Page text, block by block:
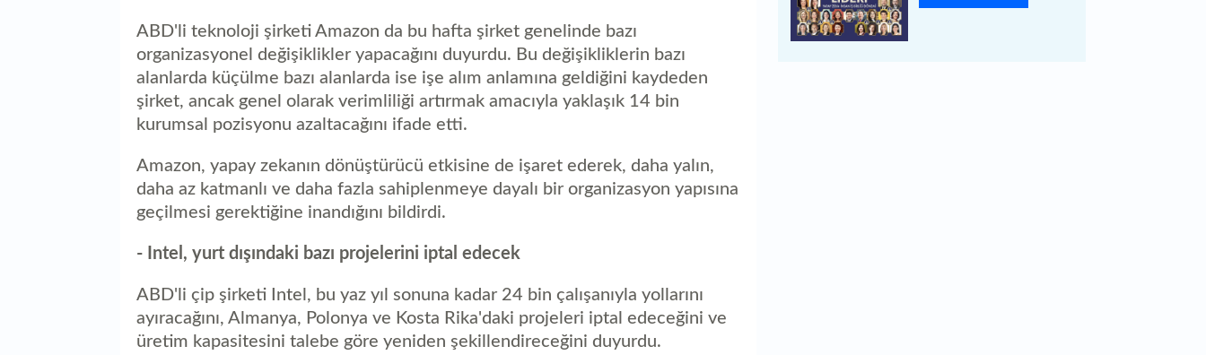
ABD'li teknoloji şirketi Amazon da bu hafta şirket genelinde bazı
organizasyonel değişiklikler yapacağını duyurdu. Bu değişikliklerin bazı
alanlarda küçülme bazı alanlarda ise işe alım anlamına geldiğini kaydeden
şirket, ancak genel olarak verimliliği artırmak amacıyla yaklaşık 14 bin
kurumsal pozisyonu azaltacağını ifade etti.
Amazon, yapay zekanın dönüştürücü etkisine de işaret ederek, daha yalın,
daha az katmanlı ve daha fazla sahiplenmeye dayalı bir organizasyon yapısına
geçilmesi gerektiğine inandığını bildirdi.
- Intel, yurt dışındaki bazı projelerini iptal edecek
ABD'li çip şirketi Intel, bu yaz yıl sonuna kadar 24 bin çalışanıyla yollarını
ayıracağını, Almanya, Polonya ve Kosta Rika'daki projeleri iptal edeceğini ve
üretim kapasitesini talebe göre yeniden şekillendireceğini duyurdu.